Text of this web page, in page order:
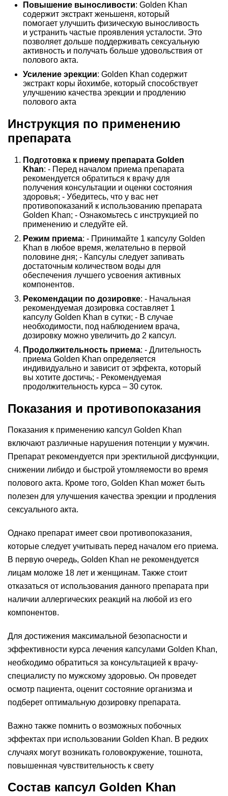
Повышение выносливости: Golden Khan
содержит экстракт женьшеня, который
помогает улучшить физическую выносливость
и устранить частые проявления усталости. Это
позволяет дольше поддерживать сексуальную
активность и получать больше удовольствия от
полового акта.
Усиление эрекции: Golden Khan содержит
экстракт коры йохимбе, который способствует
улучшению качества эрекции и продлению
полового акта
Инструкция по применению
препарата
Подготовка к приему препарата Golden
Khan: - Перед началом приема препарата
рекомендуется обратиться к врачу для
получения консультации и оценки состояния
здоровья; - Убедитесь, что у вас нет
противопоказаний к использованию препарата
Golden Khan; - Ознакомьтесь с инструкцией по
применению и следуйте ей.
Режим приема: - Принимайте 1 капсулу Golden
Khan в любое время, желательно в первой
половине дня; - Капсулы следует запивать
достаточным количеством воды для
обеспечения лучшего усвоения активных
компонентов.
Рекомендации по дозировке: - Начальная
рекомендуемая дозировка составляет 1
капсулу Golden Khan в сутки; - В случае
необходимости, под наблюдением врача,
дозировку можно увеличить до 2 капсул.
Продолжительность приема: - Длительность
приема Golden Khan определяется
индивидуально и зависит от эффекта, который
вы хотите достичь; - Рекомендуемая
продолжительность курса – 30 суток.
Показания и противопоказания
Показания к применению капсул Golden Khan
включают различные нарушения потенции у мужчин.
Препарат рекомендуется при эректильной дисфункции,
снижении либидо и быстрой утомляемости во время
полового акта. Кроме того, Golden Khan может быть
полезен для улучшения качества эрекции и продления
сексуального акта.
Однако препарат имеет свои противопоказания,
которые следует учитывать перед началом его приема.
В первую очередь, Golden Khan не рекомендуется
лицам моложе 18 лет и женщинам. Также стоит
отказаться от использования данного препарата при
наличии аллергических реакций на любой из его
компонентов.
Для достижения максимальной безопасности и
эффективности курса лечения капсулами Golden Khan,
необходимо обратиться за консультацией к врачу-
специалисту по мужскому здоровью. Он проведет
осмотр пациента, оценит состояние организма и
подберет оптимальную дозировку препарата.
Важно также помнить о возможных побочных
эффектах при использовании Golden Khan. В редких
случаях могут возникать головокружение, тошнота,
повышенная чувствительность к свету
Состав капсул Golden Khan